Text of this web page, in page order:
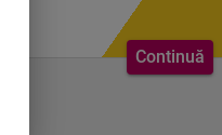
Continuă